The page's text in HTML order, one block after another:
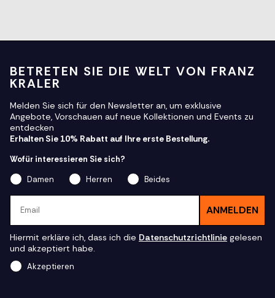
BETRETEN SIE DIE WELT VON FRANZ
KRALER
Melden Sie sich für den Newsletter an, um exklusive
Angebote, Vorschauen auf neue Kollektionen und Events zu
entdecken
Erhalten Sie 10% Rabatt auf Ihre erste Bestellung.
Wofür interessieren Sie sich?
Damen
Herren
Beides
ANMELDEN
Hiermit erkläre ich, dass ich die Datenschutzrichtlinie gelesen
und akzeptiert habe.
Akzeptieren